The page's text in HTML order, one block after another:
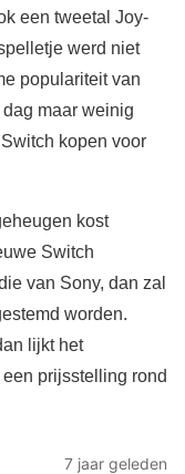
een tweetal Joy-
werd niet
populariteit van
maar weinig
kopen voor
kost
Switch
van Sony, dan zal
worden.
lijkt het
prijsstelling rond
7 jaar geleden